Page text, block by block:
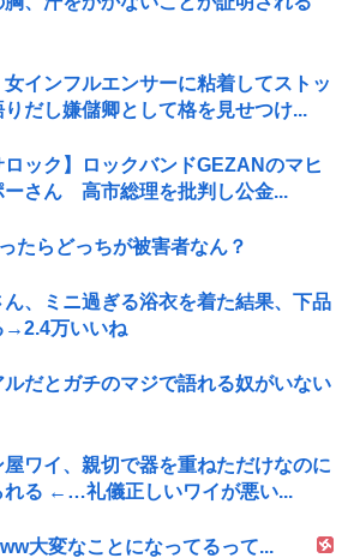
インフルエンサーに粘着してストッ
だし嫌儲卿として格を見せつけ...
ロック】ロックバンドGEZANのマヒ
ーさん 高市総理を批判し公金...
たらどっちが被害者なん？
ん、ミニ過ぎる浴衣を着た結果、下品
→2.4万いいね
だとガチのマジで語れる奴がいない
屋ワイ、親切で器を重ねただけなのに
れる ←…礼儀正しいワイが悪い...
大変なことになってるって...